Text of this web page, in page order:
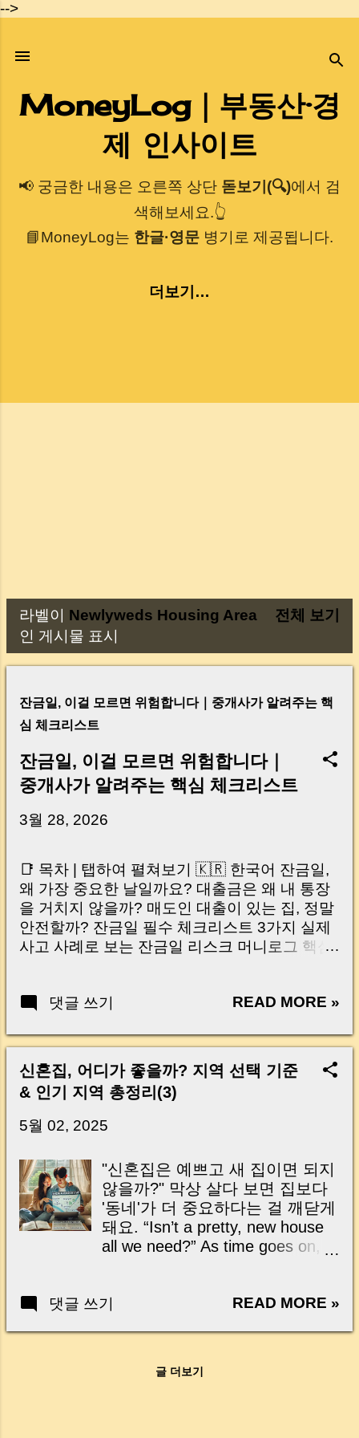
-->
기본 콘텐츠로 건너뛰기
MoneyLog｜부동산·경
제 인사이트
📢 궁금한 내용은 오른쪽 상단 돋보기(🔍)에서 검
색해보세요.👆
📘MoneyLog는 한글·영문 병기로 제공됩니다.
더보기…
글
라벨이 Newlyweds Housing Area
인 게시물 표시
전체 보기
잔금일, 이걸 모르면 위험합니다｜중개사가 알려주는 핵
심 체크리스트
잔금일, 이걸 모르면 위험합니다｜
중개사가 알려주는 핵심 체크리스트
3월 28, 2026
📑 목차 | 탭하여 펼쳐보기 🇰🇷 한국어 잔금일,
왜 가장 중요한 날일까요? 대출금은 왜 내 통장
을 거치지 않을까? 매도인 대출이 있는 집, 정말
안전할까? 잔금일 필수 체크리스트 3가지 실제
사고 사례로 보는 잔금일 리스크 머니로그 핵심
Your Account Is It Safe If the Seller Has a
Real Risks and Mistakes to Avoid MoneyLog
Key Takeaway 혹시 이런 생각 해보신 적 있으
신가요? “잔금일… 그냥 돈 보내고 끝나는 거 아
닌가요?” 하지만 현장에서 보면 전혀 그렇지 않
습니다. 잔금일은 ‘서류 몇 장 처리하는 날’이 아
이는 가장 긴장되는 순간 입니다. 실제로 제가
중개 현장에서 겪었던 일입니다. 금요일 오후 3
시, 이체 한도에 막혀 송금이 멈췄고 그 자리에
서 계약이 무산될 뻔한 아찔한 상황이 있었습니
다. 또 어떤 분은 이렇게 말씀하십니다. “내 대출
인데 왜 내 통장으로 안 들어오죠?” “매도인이 대
사실은 ‘구조’를 몰라서 생기는 걱정입니다. 그래
서 오늘은 잔금일에 실제로 돈이 어떻게 움직이
는지, 왜 사고가 나는지, 그리고 무엇을 꼭 준비
드리겠습니다. 이 글 하나만 제대로 이해하시면,
댓글 쓰기 READ MORE »
신혼집, 어디가 좋을까? 지역 선택 기준
& 인기 지역 총정리(3)
5월 02, 2025
"신혼집은 예쁘고 새 집이면 되지
않을까?" 막상 살다 보면 집보다
'동네'가 더 중요하다는 걸 깨닫게
돼요. “Isn’t a pretty, new house
all we need?” As time goes on,
itself. 출퇴근 시간, 편의시설, 학
요. Commute, convenience,
댓글 쓰기 READ MORE »
글 더보기